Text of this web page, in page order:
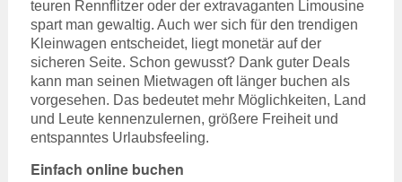
teuren Rennflitzer oder der extravaganten Limousine
spart man gewaltig. Auch wer sich für den trendigen
Kleinwagen entscheidet, liegt monetär auf der
sicheren Seite. Schon gewusst? Dank guter Deals
kann man seinen Mietwagen oft länger buchen als
vorgesehen. Das bedeutet mehr Möglichkeiten, Land
und Leute kennenzulernen, größere Freiheit und
entspanntes Urlaubsfeeling.
Einfach online buchen